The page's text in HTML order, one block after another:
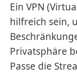
Ein VPN
hilfreich sein,
Privatsphäre
Passe die